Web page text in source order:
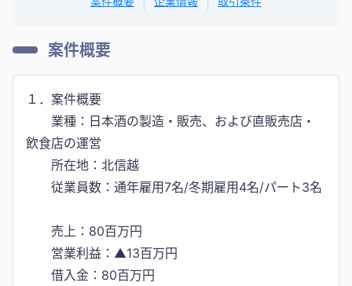
案件概要
１．案件概要
業種：日本酒の製造・販売、および直販売店・
飲食店の運営
所在地：北信越
従業員数：通年雇用7名/冬期雇用4名/パート3名
売上：80百万円
営業利益：▲13百万円
借入金：80百万円